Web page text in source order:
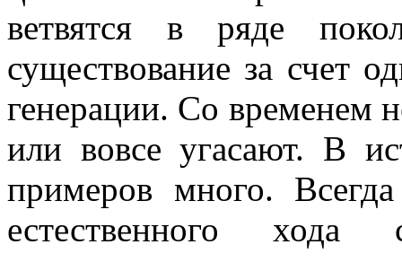
ветвятся в ряде
существование за счет
генерации. Со временем
или вовсе угасают. В
примеров много.
естественного